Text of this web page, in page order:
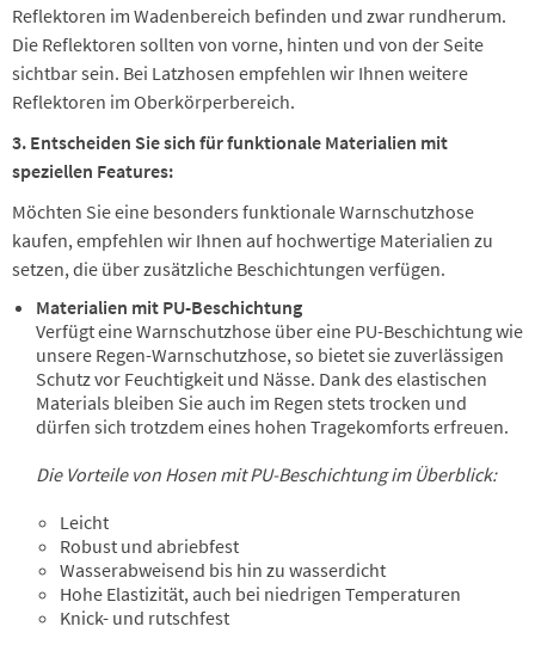
Reflektoren im Wadenbereich befinden und zwar rundherum.
Die Reflektoren sollten von vorne, hinten und von der Seite
sichtbar sein. Bei Latzhosen empfehlen wir Ihnen weitere
Reflektoren im Oberkörperbereich.
3. Entscheiden Sie sich für funktionale Materialien mit
speziellen Features:
Möchten Sie eine besonders funktionale Warnschutzhose
kaufen, empfehlen wir Ihnen auf hochwertige Materialien zu
setzen, die über zusätzliche Beschichtungen verfügen.
Materialien mit PU-Beschichtung
Verfügt eine Warnschutzhose über eine PU-Beschichtung wie
unsere Regen-Warnschutzhose, so bietet sie zuverlässigen
Schutz vor Feuchtigkeit und Nässe. Dank des elastischen
Materials bleiben Sie auch im Regen stets trocken und
dürfen sich trotzdem eines hohen Tragekomforts erfreuen.
Die Vorteile von Hosen mit PU-Beschichtung im Überblick:
Leicht
Robust und abriebfest
Wasserabweisend bis hin zu wasserdicht
Hohe Elastizität, auch bei niedrigen Temperaturen
Knick- und rutschfest